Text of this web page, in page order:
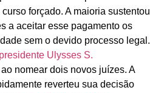
forçado. A maioria sustentou
a aceitar esse pagamento os
sem o devido processo legal.
Ulysses S.
nomear dois novos juízes. A
reverteu sua decisão